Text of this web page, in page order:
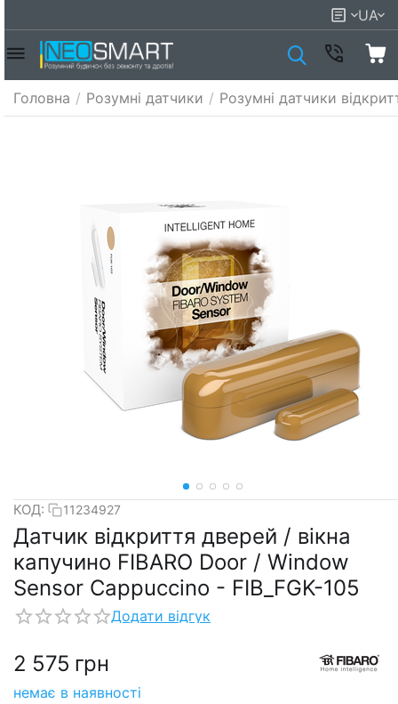
UA
Головна / Розумні датчики / Розумні датчики
КОД: 11234927
Датчик відкриття дверей / вікна
капучино FIBARO Door / Window
Sensor Cappuccino - FIB_FGK-105
Додати відгук
2 575 грн
немає в наявності